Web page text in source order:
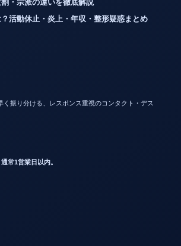
・宗派の違いを徹底解説
活動休止・炎上・年収・整形疑惑まとめ
く振り分ける、レスポンス重視のコンタクト・デス
常1営業日以内。